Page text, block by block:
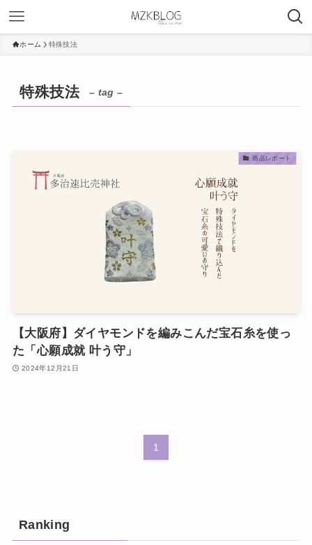
ホーム 特殊技法
特殊技法 – tag –
商品レポート
【大阪府】ダイヤモンドを編みこんだ宝石糸を使っ
た「心願成就 叶う守」
2024年12月21日
1
Ranking